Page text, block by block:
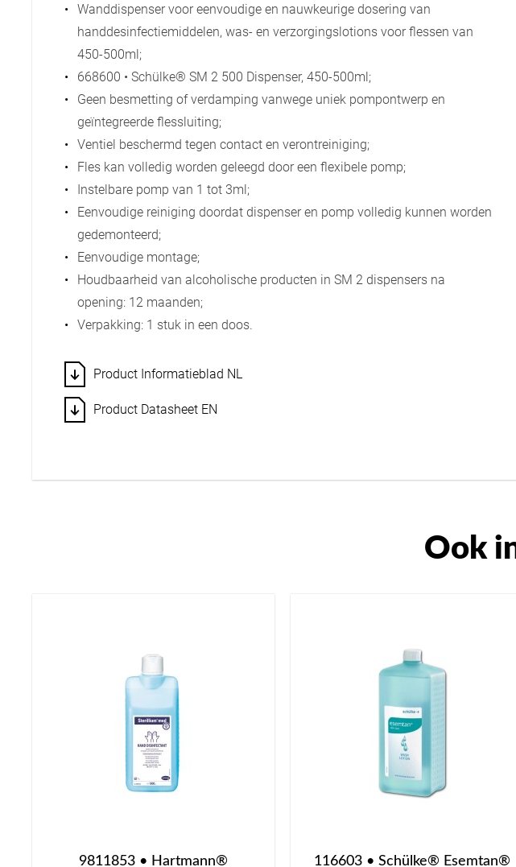
Wanddispenser voor eenvoudige en nauwkeurige dosering van
handdesinfectiemiddelen, was- en verzorgingslotions voor flessen van
450-500ml;
668600 • Schülke® SM 2 500 Dispenser, 450-500ml;
Geen besmetting of verdamping vanwege uniek pompontwerp en
geïntegreerde flessluiting;
Ventiel beschermd tegen contact en verontreiniging;
Fles kan volledig worden geleegd door een flexibele pomp;
Instelbare pomp van 1 tot 3ml;
Eenvoudige reiniging doordat dispenser en pomp volledig kunnen worden
gedemonteerd;
Eenvoudige montage;
Houdbaarheid van alcoholische producten in SM 2 dispensers na
opening: 12 maanden;
Verpakking: 1 stuk in een doos.
Product Informatieblad NL
Product Datasheet EN
Ook
9811853 • Hartmann®
116603 • Schülke® Esemtan®